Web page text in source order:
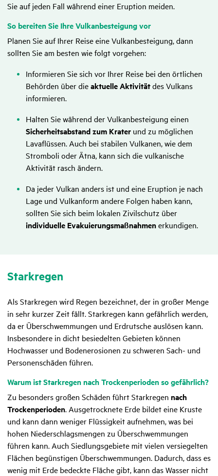
Sie auf jeden Fall während einer Eruption meiden.
So bereiten Sie Ihre Vulkan­be­stei­gung vor
Planen Sie auf Ihrer Reise eine Vulkanbesteigung, dann
sollten Sie am besten wie folgt vorgehen:
Informieren Sie sich vor Ihrer Reise bei den örtlichen
Behörden über dieaktuelle Aktivitätdes Vulkans
informieren.
Halten Sie während der Vulkanbesteigung einen
Sicherheitsabstand zum Krater und zu möglichen
Lavaflüssen. Auch bei stabilen Vulkanen, wie dem
Stromboli oder Ätna, kann sich die vulkanische
Aktivität rasch ändern.
Da jeder Vulkan anders ist und eine Eruption je nach
Lage und Vulkanform andere Folgen haben kann,
sollten Sie sich beim lokalen Zivilschutz über
individuelle Evakuierungsmaßnahmenerkundigen.
Stark­regen
Als Starkregen wird Regen bezeichnet, der in großer Menge
in sehr kurzer Zeit fällt. Starkregen kann gefährlich werden,
da er Überschwemmungen und Erdrutsche auslösen kann.
Insbesondere in dicht besiedelten Gebieten können
Hochwasser und Bodenerosionen zu schweren Sach- und
Personenschäden führen.
Warum ist Stark­regen nach Trocken­pe­ri­oden so gefähr­lich?
Zu besonders großen Schäden führt Starkregen nach
Trockenperioden. Ausgetrocknete Erde bildet eine Kruste
und kann dann weniger Flüssigkeit aufnehmen, was bei
hohen Niederschlagsmengen zu Überschwemmungen
führen kann. Auch Siedlungsgebiete mit vielen versiegelten
Flächen begünstigen Überschwemmungen. Dadurch, dass es
wenig mit Erde bedeckte Fläche gibt, kann das Wasser nicht